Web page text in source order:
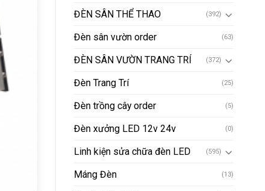
ĐÈN SÂN THỂ THAO (392)
Đèn sân vườn order (63)
ĐÈN SÂN VƯỜN TRANG TRÍ (372)
Đèn Trang Trí (25)
Đèn trồng cây order (5)
Đèn xưởng LED 12v 24v (0)
Linh kiện sửa chữa đèn LED (595)
Máng Đèn (13)